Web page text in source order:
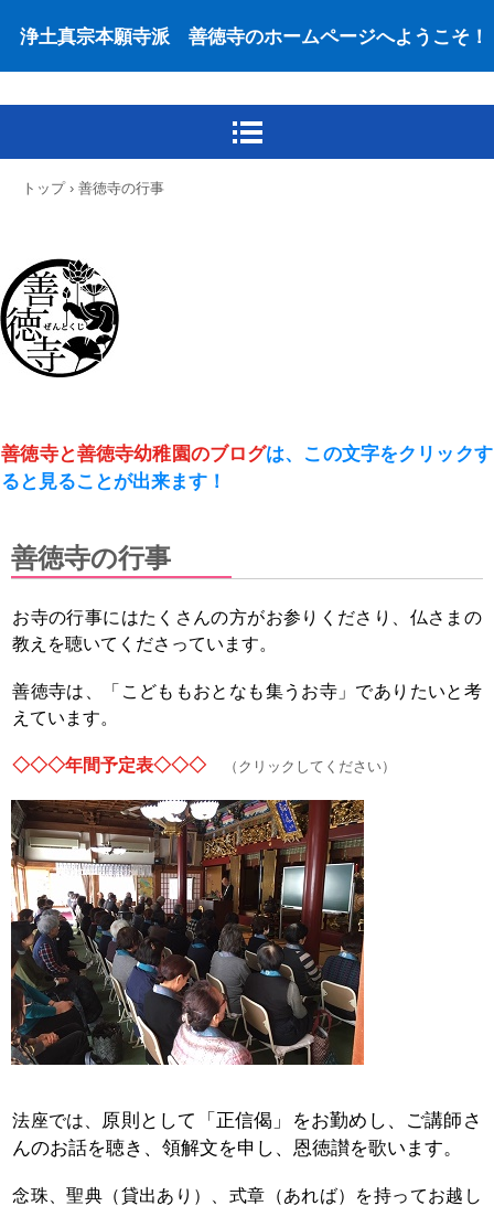
浄土真宗本願寺派 善徳寺のホームページへようこそ！
トップ › 善徳寺の行事
善徳寺と善徳寺幼稚園のブログは、この文字をクリックす
ると見ることが出来ます！
善徳寺の行事
お寺の行事にはたくさんの方がお参りくださり、仏さまの
教えを聴いてくださっています。
善徳寺は、「こどももおとなも集うお寺」でありたいと考
えています。
◇◇◇年間予定表◇◇◇ （クリックしてください）
法座では、 原則として「正信偈」をお勤めし、ご講師さ
んのお話を聴き、領解文を申し、恩徳讃を歌います。
念珠、聖典（貸出あり）、式章（あれば）を持ってお越し